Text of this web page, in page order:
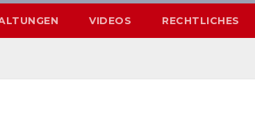
VIDEOS RECHTLICHES